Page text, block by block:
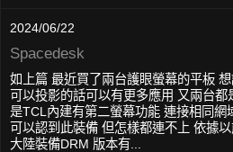
2024/06/22
Spacedesk
如上篇 最近買了兩台護眼螢幕的平板
可以投影的話可以有更多應用 又兩台
是TCL內建有第二螢幕功能 連接相同網
可以認到此裝備 但怎樣都連不上 依據
大陸裝備DRM 版本有...